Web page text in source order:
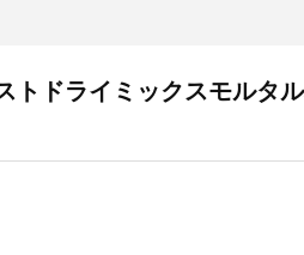
トドライミックスモルタ